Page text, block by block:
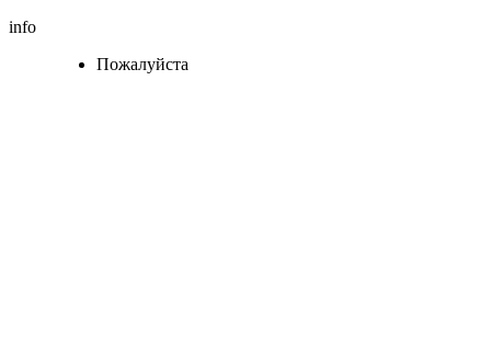
info
Пожалуйста